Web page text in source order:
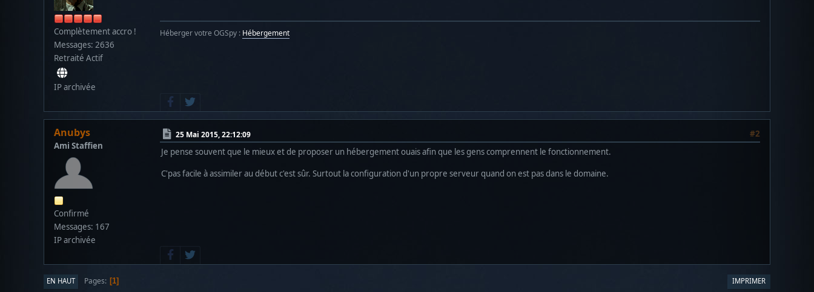
Complètement accro !
Messages: 2636
Retraité Actif
IP archivée
Héberger votre OGSpy : Hébergement
Anubys
Ami Staffien
Confirmé
Messages: 167
IP archivée
25 Mai 2015, 22:12:09
#2
Je pense souvent que le mieux et de proposer un hébergement ouais afin que les gens comprennent le fonctionnement.
C'pas facile à assimiler au début c'est sûr. Surtout la configuration d'un propre serveur quand on est pas dans le domaine.
IMPRIMER
EN HAUT Pages 1